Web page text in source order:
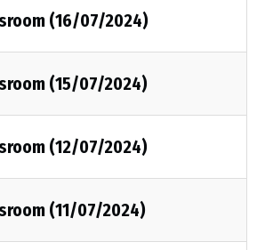
(16/07/2024)
(15/07/2024)
(12/07/2024)
(11/07/2024)